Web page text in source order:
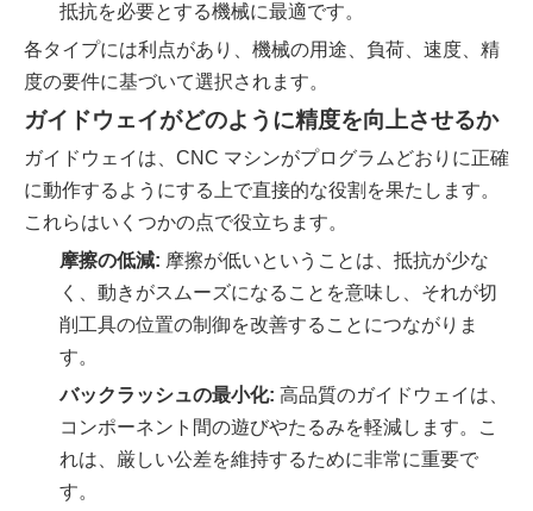
抵抗を必要とする機械に最適です。
各タイプには利点があり、機械の用途、負荷、速度、精
度の要件に基づいて選択されます。
ガイドウェイがどのように精度を向上させるか
ガイドウェイは、CNC マシンがプログラムどおりに正確
に動作するようにする上で直接的な役割を果たします。
これらはいくつかの点で役立ちます。
摩擦の低減: 摩擦が低いということは、抵抗が少な
く、動きがスムーズになることを意味し、それが切
削工具の位置の制御を改善することにつながりま
す。
バックラッシュの最小化: 高品質のガイドウェイは、
コンポーネント間の遊びやたるみを軽減します。こ
れは、厳しい公差を維持するために非常に重要で
す。